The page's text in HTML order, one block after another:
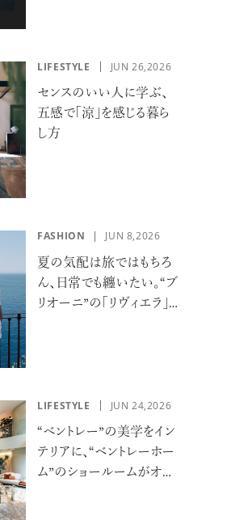
#SKINCARE
#VOL.031
LIFESTYLE JUN 26,2026
センスのいい人に学ぶ、
五感で「涼」を感じる暮ら
し方
FASHION JUN 8,2026
夏の気配は旅ではもちろ
ん、日常でも纏いたい。“ブ
リオーニ”の「リヴィエラ」
LIFESTYLE JUN 24,2026
“ベントレー”の美学をイン
テリアに、“ベントレーホー
ム”のショールームがオー